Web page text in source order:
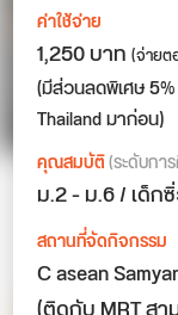
ค่าใช้จ่าย
1,250 บาท(จ่าย
(มีส่วนลดพิเศษ
Thailand มาก่อน)
คุณสมบัติ(ระดับก
ม.2 - ม.6 / เด็
สถานที่จัดกิจกรรม
C asean